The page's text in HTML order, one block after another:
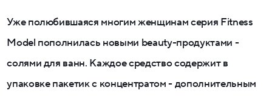
Уже полюбившаяся многим женщинам серия Fitness
Model пополнилась новыми beauty-продуктами -
солями для ванн. Каждое средство содержит в
упаковке пакетик с концентратом - дополнительным